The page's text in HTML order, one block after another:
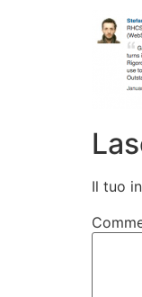
Il tuo